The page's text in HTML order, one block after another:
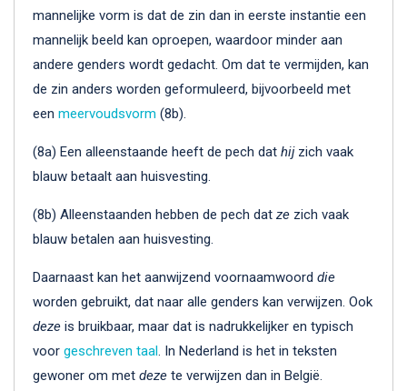
mannelijke vorm is dat de zin dan in eerste instantie een
mannelijk beeld kan oproepen, waardoor minder aan
andere genders wordt gedacht. Om dat te vermijden, kan
de zin anders worden geformuleerd, bijvoorbeeld met
een meervoudsvorm (8b).
(8a) Een alleenstaande heeft de pech dat hijzich vaak
blauw betaalt aan huisvesting.
(8b) Alleenstaanden hebben de pech dat ze zich vaak
blauw betalen aan huisvesting.
Daarnaast kan het aanwijzend voornaamwoord die
worden gebruikt, dat naar alle genders kan verwijzen. Ook
deze is bruikbaar, maar dat is nadrukkelijker en typisch
voor geschreven taal. In Nederland is het in teksten
gewoner om met deze te verwijzen dan in België.